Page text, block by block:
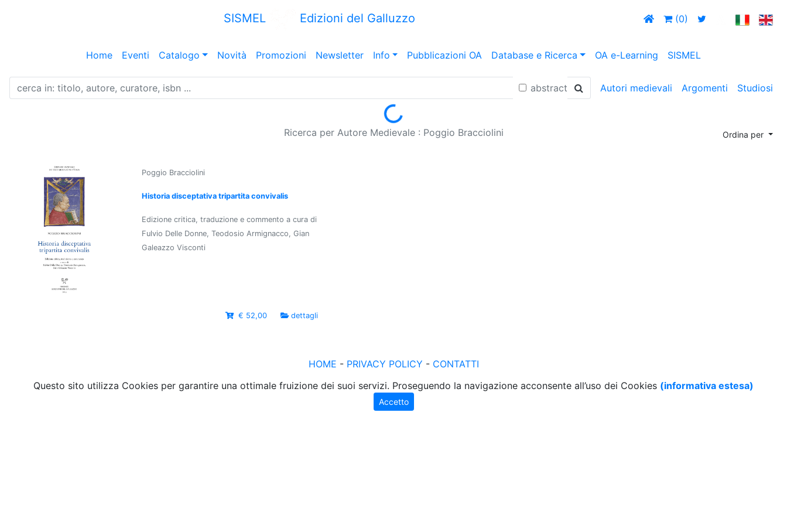
SISMEL Edizioni del Galluzzo (0)
Home Eventi Catalogo Novità Promozioni Newsletter Info Pubblicazioni OA Database e Ricerca OA e-Learning SISMEL
abstract Autori medievali Argomenti Studiosi
Loading...
Ricerca per Autore Medievale : Poggio Bracciolini Ordina per
Poggio Bracciolini
Historia disceptativa tripartita convivalis
Edizione critica, traduzione e commento a cura di
Fulvio Delle Donne, Teodosio Armignacco, Gian
Galeazzo Visconti
€ 52,00 dettagli
HOME - PRIVACY POLICY - CONTATTI
Questo sito utilizza Cookies per garantire una ottimale fruizione dei suoi servizi. Proseguendo la navigazione acconsente all’uso dei Cookies (informativa estesa)
Accetto